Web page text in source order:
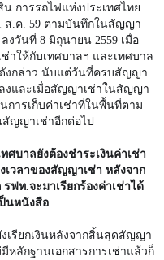
การรถไฟแห่งประเทศไทย
ส.ค. 59 ตามบันทึกในสัญญา
ลงวันที่ 8 มิถุนายน 2559 เมื่อ
าให้กับเทศบาลฯ และเทศบาล
งกล่าว นับแต่วันที่ครบสัญญา
งและเมื่อสัญญาเช่าในสัญญา
การเก็บค่าเช่าที่ในพื้นที่ตาม
ญญาเช่าอีกต่อไป
บาลยังต้องชำระเงินค่าเช่า
เวลาของสัญญาเช่า หลังจาก
ท.จะมาเรียกร้องค่าเช่าได้
นหนังสือ
เรียกเงินหลังจากสิ้นสุดสัญญา
หลักฐานเอกสารการเช่าแล้วก็